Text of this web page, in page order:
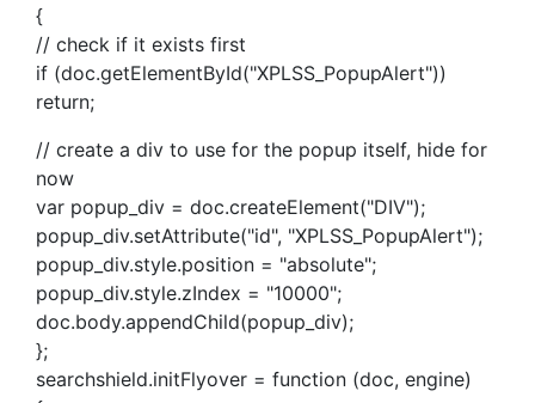
{
// check if it exists first
if (doc.getElementById("XPLSS_PopupAlert"))
return;
// create a div to use for the popup itself, hide for
now
var popup_div = doc.createElement("DIV");
popup_div.setAttribute("id", "XPLSS_PopupAlert");
popup_div.style.position = "absolute";
popup_div.style.zIndex = "10000";
doc.body.appendChild(popup_div);
};
searchshield.initFlyover = function (doc, engine)